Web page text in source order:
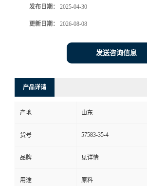
货号：57583-35-4
纯度：99
2025-04-30
2026-08-08
产地 山东
货号